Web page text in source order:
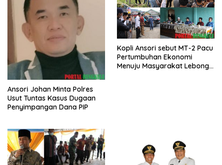
Ansori Johan Minta Polres
Usut Tuntas Kasus Dugaan
Penyimpangan Dana PIP
Kopli Ansori sebut MT-2 Pacu
Pertumbuhan Ekonomi
Menuju Masyarakat Lebong